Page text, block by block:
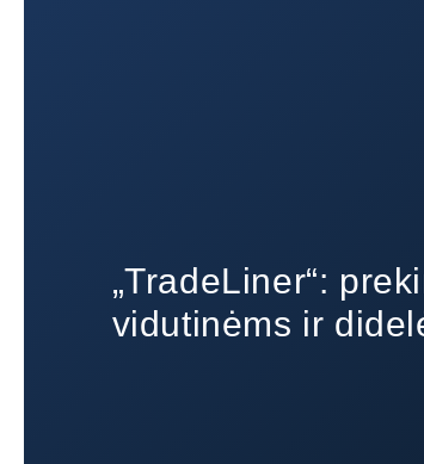
„TradeLiner“:
vidutinėms ir